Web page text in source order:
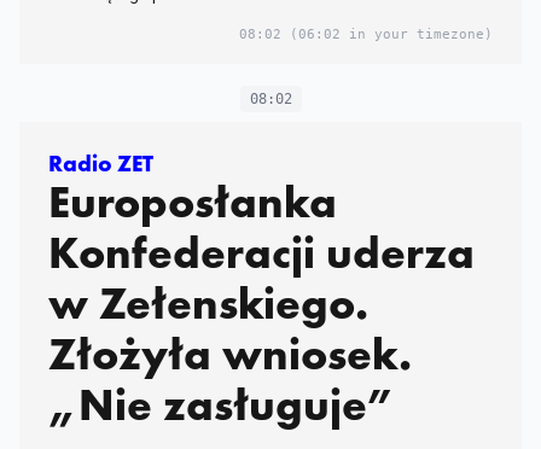
08:02 (06:02 in your timezone)
08:02
Radio ZET
Europosłanka
Konfederacji uderza
w Zełenskiego.
Złożyła wniosek.
„Nie zasługuje”